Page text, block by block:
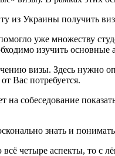
из Украины получить
уже множеству
изучить основные
визы. Здесь нужно
Вас потребуется.
на собеседование
знать и
четыре аспекты, то с